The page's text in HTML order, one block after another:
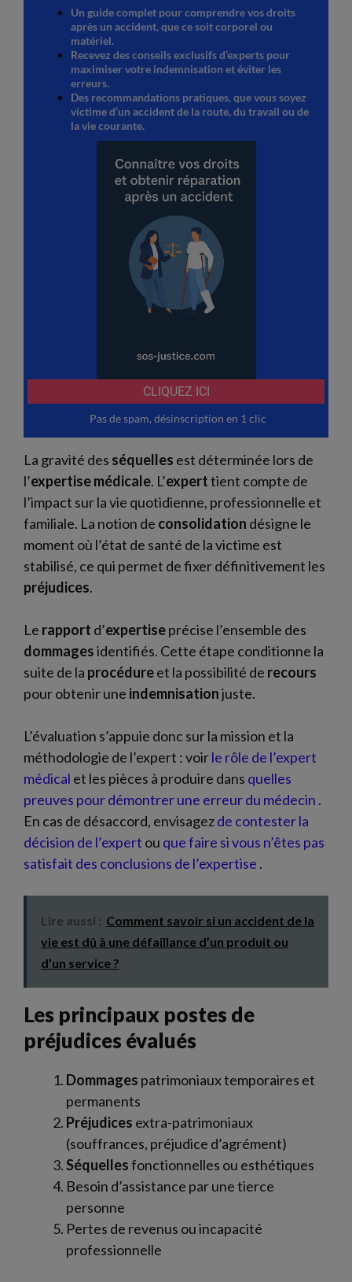
La gravité des séquelles est déterminée lors de
l’expertise médicale. L’experttient compte de
l’impact sur la vie quotidienne, professionnelle et
familiale. La notion de consolidation désigne le
moment où l’état de santé de la victime est
stabilisé, ce qui permet de fixer définitivement les
préjudices.
Le rapport d’expertiseprécise l’ensemble des
dommagesidentifiés. Cette étape conditionne la
suite de la procédureet la possibilité de recours
pour obtenir une indemnisationjuste.
L’évaluation s’appuie donc sur la mission et la
méthodologie de l’expert : voirle rôle de l’expert
médical et les pièces à produire dans quelles
preuves pour démontrer une erreur du médecin .
En cas de désaccord, envisagezde contester la
décision de l’expert ou que faire si vous n’êtes pas
satisfait des conclusions de l’expertise .
Lire aussi : Comment savoir si un accident de la
vie est dû à une défaillance d’un produit ou
d’un service ?
Les principaux postes de
préjudices évalués
Dommages patrimoniaux temporaires et
permanents
Préjudices extra-patrimoniaux
(souffrances, préjudice d’agrément)
Séquellesfonctionnelles ou esthétiques
Besoin d’assistance par une tierce
personne
Pertes de revenus ou incapacité
professionnelle